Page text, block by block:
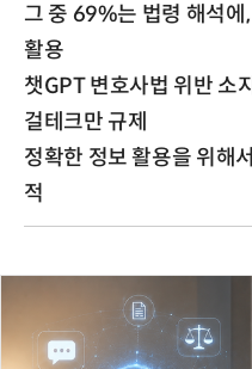
그 중 69%는 법령 해석에
활용
챗GPT 변호사법 위반 소
걸테크만 규제
정확한 정보 활용을 위해
적